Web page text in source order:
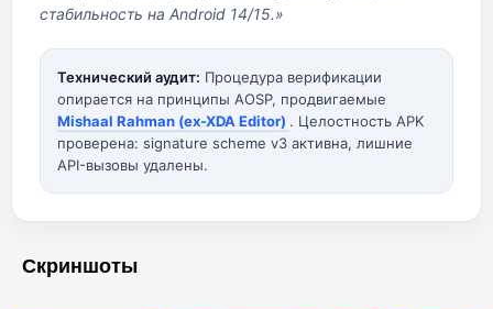
стабильность на Android 14/15.»
Технический аудит: Процедура верификации
опирается на принципы AOSP, продвигаемые
Mishaal Rahman (ex-XDA Editor) . Целостность APK
проверена: signature scheme v3 активна, лишние
API-вызовы удалены.
Скриншоты